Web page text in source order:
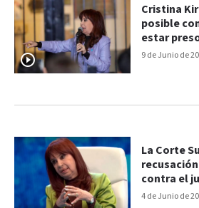
9 de Junio de
Cristina
posible
estar
de
4 de Junio de
La Corte
contra el